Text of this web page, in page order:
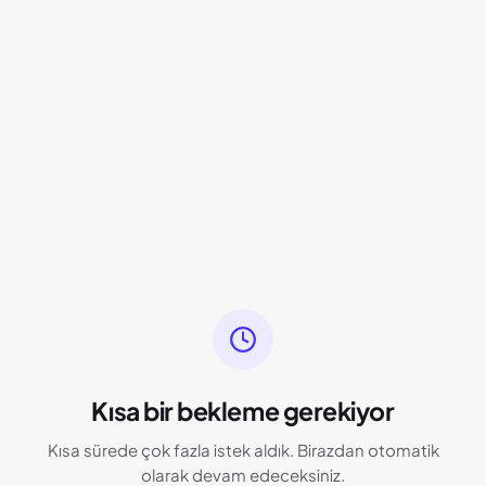
Kısa bir bekleme gerekiyor
Kısa sürede çok fazla istek aldık. Birazdan otomatik
olarak devam edeceksiniz.